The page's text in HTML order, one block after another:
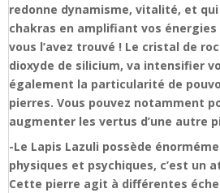
redonne dynamisme, vitalité, et
chakras en amplifiant vos énergies
vous l’avez trouvé ! Le cristal de
dioxyde de silicium, va intensifier
également la particularité de
pierres. Vous pouvez notamment
augmenter les vertus d’une autre
-Le Lapis Lazuli possède
physiques et psychiques, c’est un
Cette pierre agit à différentes